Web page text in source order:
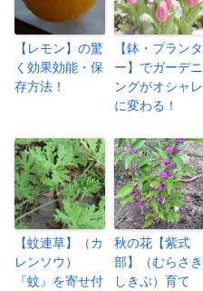
【レモン】の驚
く効果効能・保
存方法！
【鉢・プランタ
ー】でガーデニ
ングがオシャレ
に変わる！
【蚊連草】（カ
レンソウ）
『蚊』を寄せ付
秋の花【紫式
部】（むらさき
しきぶ）育て